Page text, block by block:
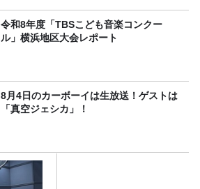
令和8年度「TBSこども音楽コンクー
ル」横浜地区大会レポート
8月4日のカーボーイは生放送！ゲストは
「真空ジェシカ」！